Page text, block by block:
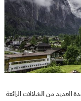
العديد من الشلالات الرائعة